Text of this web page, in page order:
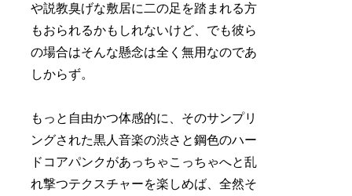
や説教臭げな敷居に二の足を踏まれる方
もおられるかもしれないけど、でも彼ら
の場合はそんな懸念は全く無用なのであ
しからず。
もっと自由かつ体感的に、そのサンプリ
ングされた黒人音楽の渋さと鋼色のハー
ドコアパンクがあっちゃこっちゃへと乱
れ撃つテクスチャーを楽しめば、全然そ